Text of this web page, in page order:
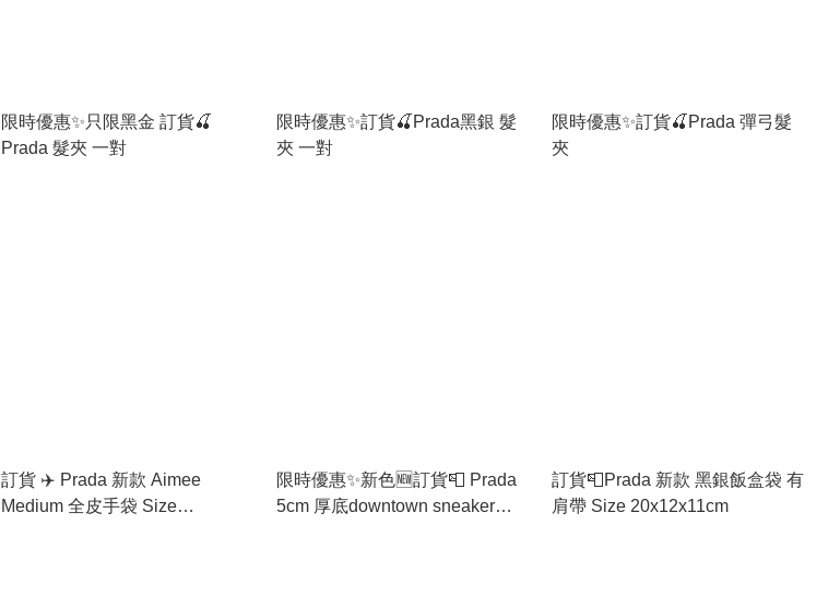
限時優惠✨只限黑金 訂貨🍒
Prada 髮夾 一對
限時優惠✨訂貨🍒Prada黑銀 髮
夾 一對
限時優惠✨訂貨🍒Prada 彈弓髮
夾
訂貨 ✈️ Prada 新款 Aimee
Medium 全皮手袋 Size
限時優惠✨新色🆕訂貨📮 Prada
5cm 厚底downtown sneaker
訂貨📮Prada 新款 黑銀飯盒袋 有
肩帶 Size 20x12x11cm